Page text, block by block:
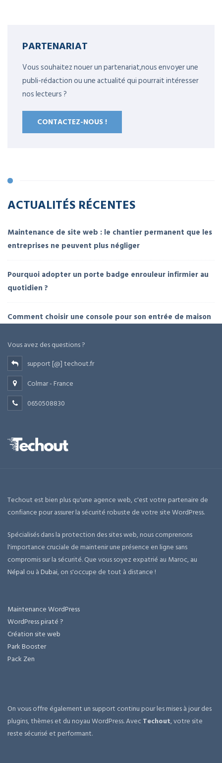
PARTENARIAT
Vous souhaitez nouer un partenariat,nous envoyer une
publi-rédaction ou une actualité qui pourrait intéresser
nos lecteurs ?
CONTACTEZ-NOUS !
ACTUALITÉS RÉCENTES
Maintenance de site web : le chantier permanent que les
entreprises ne peuvent plus négliger
Pourquoi adopter un porte badge enrouleur infirmier au
quotidien ?
Comment choisir une console pour son entrée de maison
Vous avez des questions ?
support [@] techout.fr
Colmar - France
0650508830
Techout est bien plus qu'une agence web, c'est votre partenaire de
confiance pour assurer la sécurité robuste de votre site WordPress.
Spécialisés dans la protection des sites web, nous comprenons
l'importance cruciale de maintenir une présence en ligne sans
compromis sur la sécurité. Que vous soyez expatrié au Maroc, au
Népal ou àDubai, on s'occupe de tout à distance !
Maintenance WordPress
WordPress piraté ?
Création site web
Park Booster
Pack Zen
On vous offre également un support continu pour les mises à jour des
plugins, thèmes et du noyau WordPress. AvecTechout, votre site
reste sécurisé et performant.